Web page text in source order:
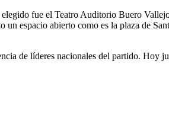
fue el Teatro Auditorio Buero
espacio abierto como es la plaza de
de líderes nacionales del partido. Hoy